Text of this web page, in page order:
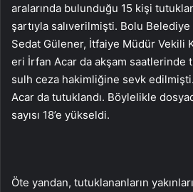
aralarında bulunduğu 15 kişi
şartıyla salıverilmişti. Bolu Belediye
Sedat Gülener, İtfaiye Müdür Vekili
eri İrfan Acar da akşam saatlerinde
sulh ceza hakimliğine sevk
Acar da tutuklandı. Böylelikle
sayısı 18’e yükseldi.
Öte yandan, tutuklananların